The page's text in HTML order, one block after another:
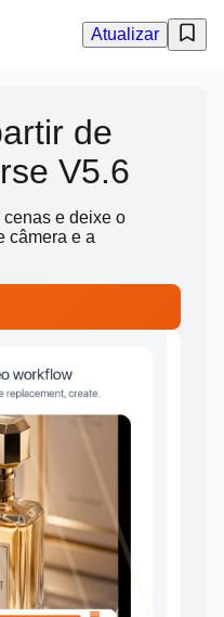
Atualizar
de
V5.6
e deixe o
câmera e a